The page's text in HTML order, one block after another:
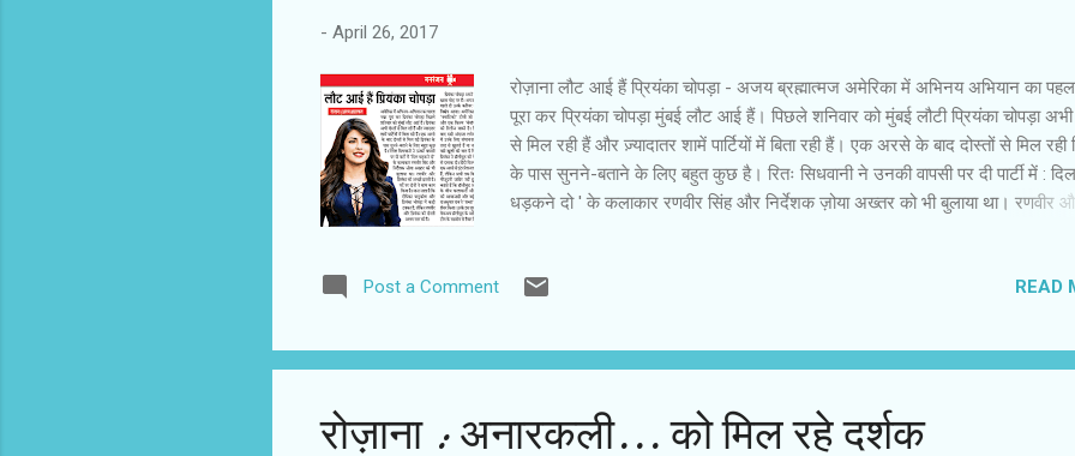
- April 26, 2017
रोज़ाना लौट आई हैं प्रियंका चोपड़ा - अजय ब्रह्मात्मज अमेरिका में अभिनय अभियान का
पूरा कर प्रियंका चोपड़ा मुंबई लौट आई हैं। पिछले शनिवार को मुंबई लौटी प्रियंका चोपड़ा अभी
से मिल रही हैं और ज़्यादातर शामें पार्टियों में बिता रही हैं। एक अरसे के बाद दोस्तों से मिल रही
के पास सुनने-बताने के लिए बहुत कुछ है। रितः सिधवानी ने उनकी वापसी पर दी पार्टी में : दिल
धड़कने दो ' के कलाकार रणवीर सिंह और निर्देशक ज़ोया अख्तर को भी बुलाया था। रणवीर
की दोस्ती एक अलग स्तर की है। प्रियंका चोपड़ा अपने कैरियर में अभी खास मोड़ पर हैं।
टीवी शो के दो सीजन और एक फ़िल्म ' बेवाच ' की। फ़िल्म की रिलीज बाकी है। फ़िल्म आने के
सही अंदाज लगेगा कि हॉलीवुड में उनके ...
Post a Comment READ
रोज़ाना : अनारकली... को मिल रहे दर्शक